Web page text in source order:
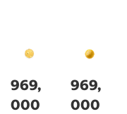
969,
000
969,
000